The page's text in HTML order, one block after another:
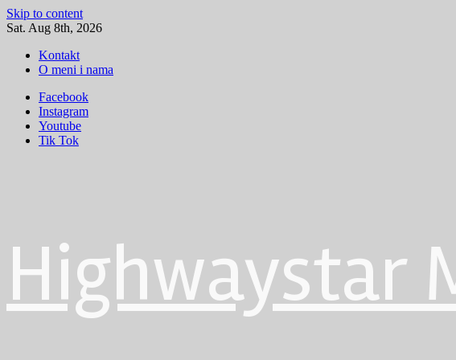
Skip to content
Sat. Aug 8th, 2026
Kontakt
O meni i nama
Facebook
Instagram
Youtube
Tik Tok
Highwaystar